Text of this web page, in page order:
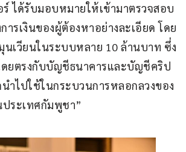
ร์ ได้รับมอบหมายให้เข้ามาตรวจสอบ
รเงินของผู้ต้องหาอย่างละเอียด โดย
นเวียนในระบบหลาย 10 ล้านบาท ซึ่ง
ดยตรงกับบัญชีธนาคารและบัญชีคริป
ำไปใช้ในกระบวนการหลอกลวงของ
ประเทศกัมพูชา”